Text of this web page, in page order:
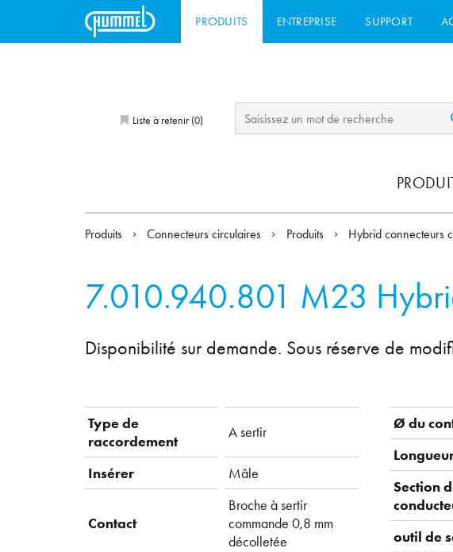
PRODUITS ENTREPRISE SUPPORT
Liste à retenir (0)
Produits Connecteurs circulaires Produits Hybrid connecteurs
7.010.940.801 M23
Disponibilité sur demande. Sous réserve de
Type de
raccordement
A sertir
Insérer Mâle
Contact
Broche à sertir
commande 0,8 mm
décolletée
Ø du
Section
outil de